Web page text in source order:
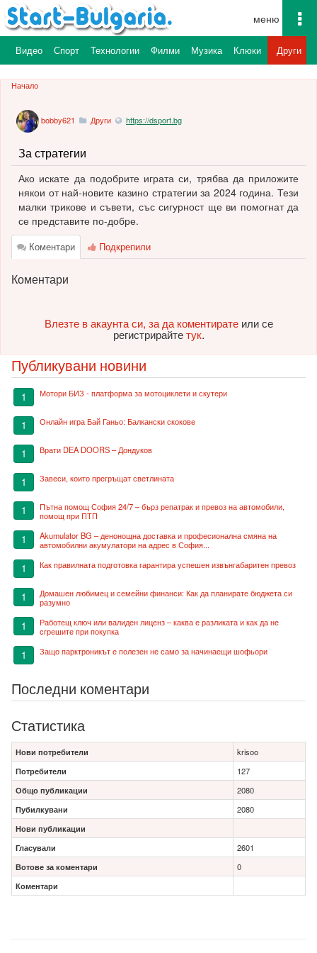
Видео Спорт Технологии Филми Музика Клюки Други
Начало
За стратегии
bobby621 Други https://dsport.bg
Ако искате да подобрите играта си, трябва да приложите
някои от най-новите казино стратегии за 2024 година. Тези
малки трикове и съвети, със сигурност ще ви помогнат да
се представите по-добре.
Коментари Подкрепили
Коментари
Влезте в акаунта си, за да коментиратеили се
регистрирайтетук.
Публикувани новини
1 Мотори БИЗ - платформа за мотоциклети и скутери
1 Онлайн игра Бай Ганьо: Балкански скокове
1 Врати DEA DOORS – Дондуков
1 Завеси, които прегръщат светлината
1
Пътна помощ София 24/7 – бърз репатрак и превоз на автомобили,
помощ при ПТП
1
Akumulator BG – денонощна доставка и професионална смяна на
автомобилни акумулатори на адрес в София...
1 Как правилната подготовка гарантира успешен извънгабаритен превоз
1
Домашен любимец и семейни финанси: Как да планирате бюджета си
разумно
1
Работещ ключ или валиден лиценз – каква е разликата и как да не
сгрешите при покупка
1 Защо парктроникът е полезен не само за начинаещи шофьори
Последни коментари
Статистика
Нови потребители
krisoo
Потребители
127
Общо публикации
2080
Пубилкувани
2080
Нови публикации
Гласували
2601
Вотове за коментари
0
Коментари